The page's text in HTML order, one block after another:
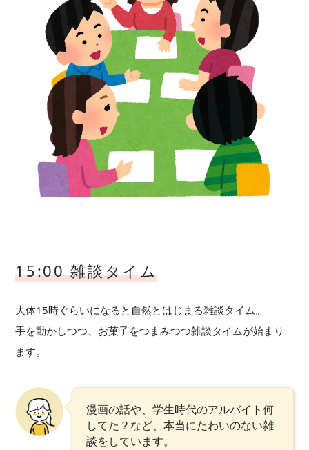
15:00 雑談タイム
大体15時ぐらいになると自然とはじまる雑談タイム。
手を動かしつつ、お菓子をつまみつつ雑談タイムが始まり
ます。
漫画の話や、学生時代のアルバイト何
してた？など、本当にたわいのない雑
談をしています。